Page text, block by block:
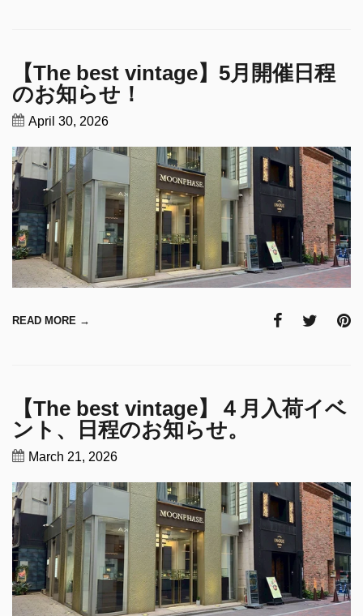
【The best vintage】5月開催日程
のお知らせ！
April 30, 2026
READ MORE →
【The best vintage】４月入荷イベ
ント、日程のお知らせ。
March 21, 2026